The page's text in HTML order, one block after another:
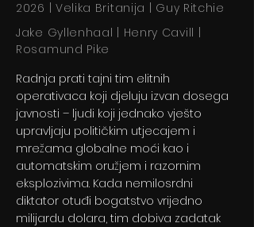
2026 | Velika Britanija | Guy Ritchie
Jake Gyllenhaal | Henry Cavill |
Rosamund Pike
Radnja prati tajni tim elitnih
operativaca koji djeluju izvan dosega
javnosti – ljudi koji jednako vješto
upravljaju političkim utjecajem i
mrežama globalne moći kao i
automatskim oružjem i razornim
eksplozivima. Kada nemilosrdni
diktator otuđi bogatstvo vrijedno
milijardu dolara, tim dobiva zadatak